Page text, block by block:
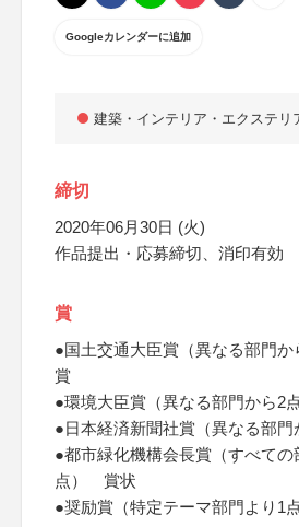
Googleカレンダーに追加
建築・インテリア・エクステリ
締切
2020年06月30日 (火)
作品提出・応募締切、消印有効
賞
●国土交通大臣賞（異なる部門
賞
●環境大臣賞（異なる部門から2
●日本経済新聞社賞（異なる部
●都市緑化機構会長賞（すべての
点） 賞状
●奨励賞（特定テーマ部門より1